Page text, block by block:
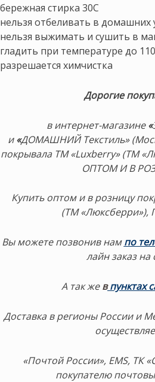
бережная стирка 30С
нельзя отбеливать в домашних
нельзя выжимать и сушить в
гладить при температуре до
разрешается химчистка
Дорогие
в интернет-магазине«
и«ДОМАШНИЙ Текстиль»
покрывала ТМ «Luxberry» (ТМ
ОПТОМ И В
Купить оптом и в розницу
(ТМ «Люксберри»),
Вы можете позвонив нампо
лайн заказ на
А так жевпунктах
Доставка в регионы России и
«Почтой России», EMS, ТК
покупателю